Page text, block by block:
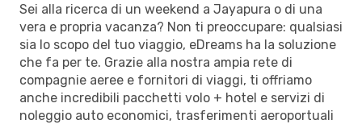
Sei alla ricerca di un weekend a Jayapura o di una
vera e propria vacanza? Non ti preoccupare: qualsiasi
sia lo scopo del tuo viaggio, eDreams ha la soluzione
che fa per te. Grazie alla nostra ampia rete di
compagnie aeree e fornitori di viaggi, ti offriamo
anche incredibili pacchetti volo + hotel e servizi di
noleggio auto economici, trasferimenti aeroportuali